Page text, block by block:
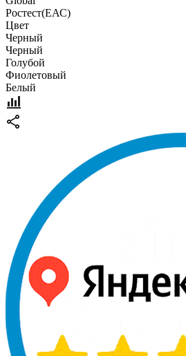
Pостест(ЕАС)
Цвет
Черный
Черный
Голубой
Фиолетовый
Белый